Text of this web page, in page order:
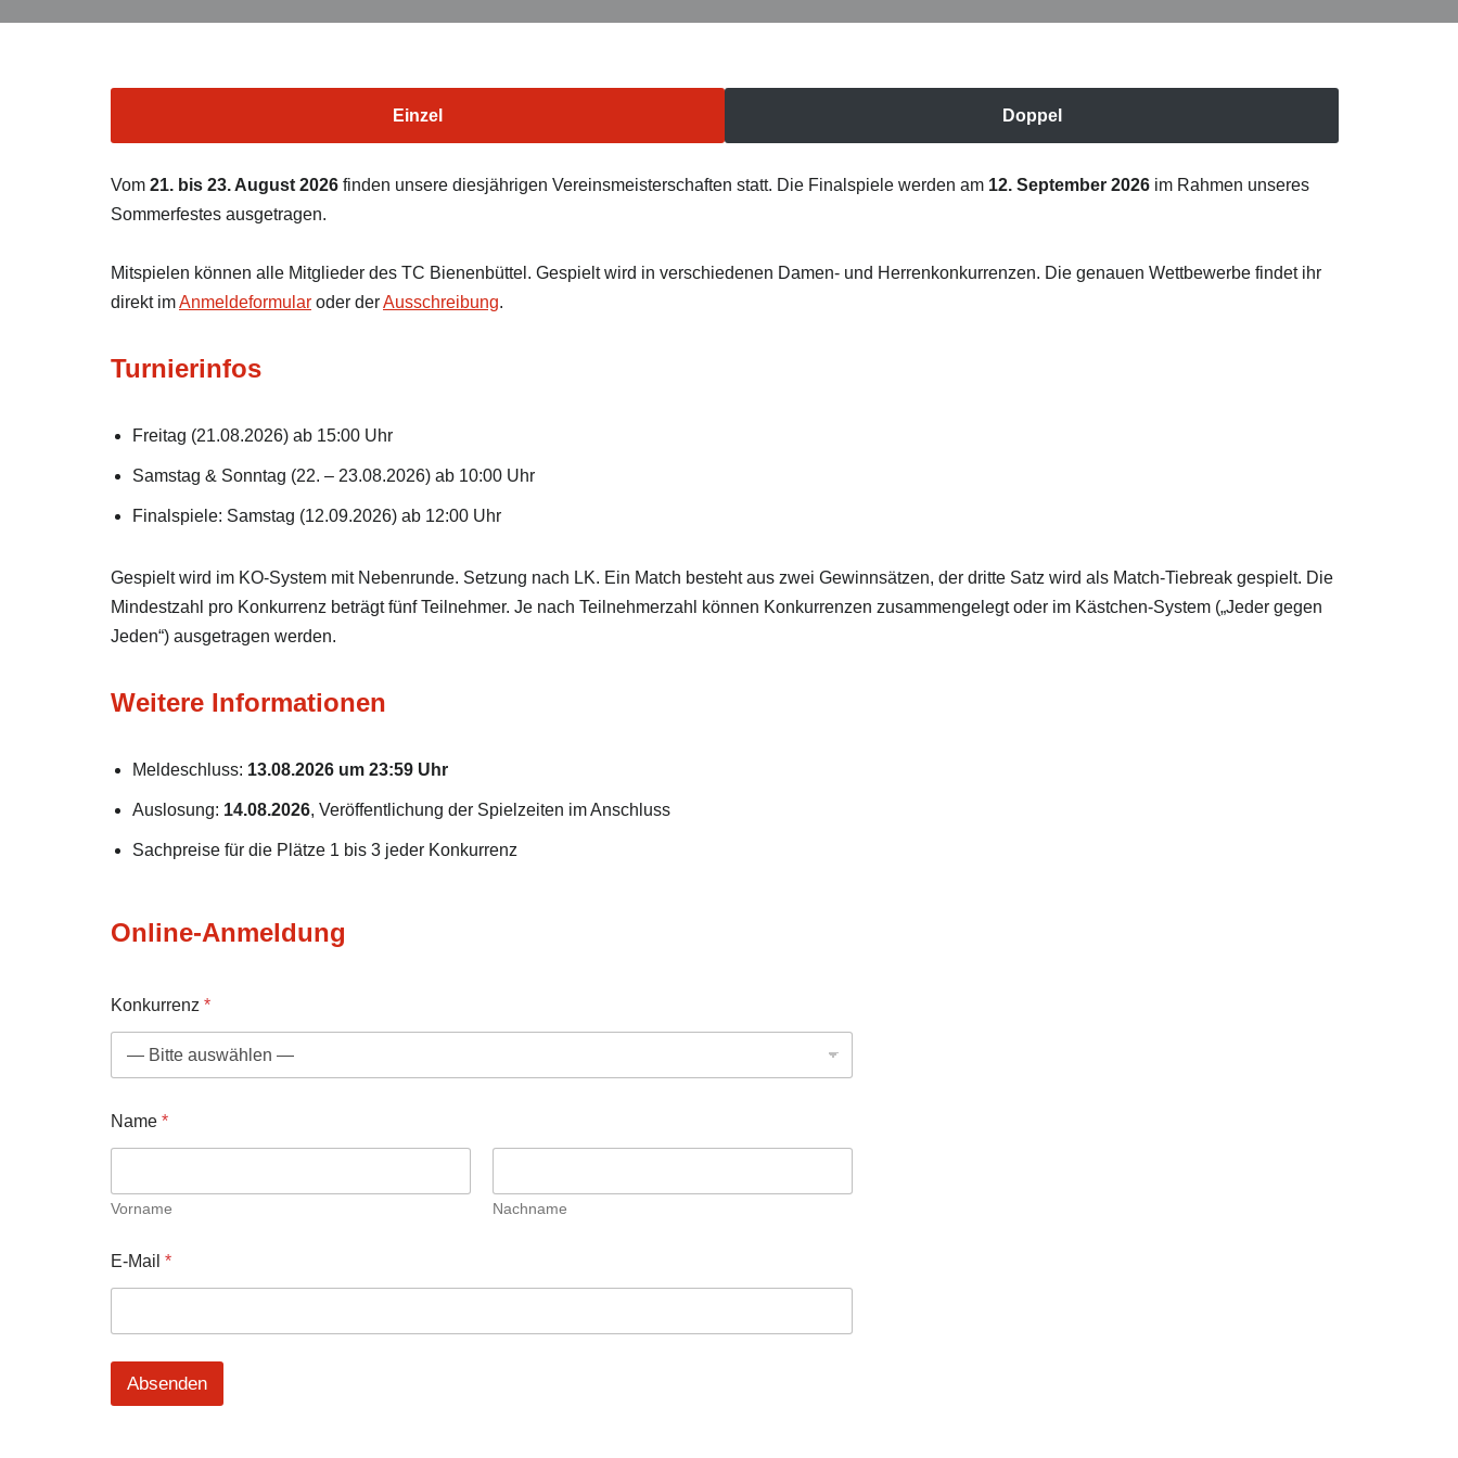
Einzel Doppel
Vom 21. bis 23. August 2026 finden unsere diesjährigen Vereinsmeisterschaften statt. Die Finalspiele werden am 12. September 2026 im Rahmen unseres
Sommerfestes ausgetragen.
Mitspielen können alle Mitglieder des TC Bienenbüttel. Gespielt wird in verschiedenen Damen- und Herrenkonkurrenzen. Die genauen Wettbewerbe findet ihr
direkt imAnmeldeformular oder derAusschreibung.
Turnierinfos
Freitag (21.08.2026) ab 15:00 Uhr
Samstag & Sonntag (22. – 23.08.2026) ab 10:00 Uhr
Finalspiele: Samstag (12.09.2026) ab 12:00 Uhr
Gespielt wird im KO-System mit Nebenrunde. Setzung nach LK. Ein Match besteht aus zwei Gewinnsätzen, der dritte Satz wird als Match-Tiebreak gespielt. Die
Mindestzahl pro Konkurrenz beträgt fünf Teilnehmer. Je nach Teilnehmerzahl können Konkurrenzen zusammengelegt oder im Kästchen-System („Jeder gegen
Jeden“) ausgetragen werden.
Weitere Informationen
Meldeschluss: 13.08.2026 um 23:59 Uhr
Auslosung: 14.08.2026, Veröffentlichung der Spielzeiten im Anschluss
Sachpreise für die Plätze 1 bis 3 jeder Konkurrenz
Online-Anmeldung
Konkurrenz *
Name *
Vorname Nachname
a
m
M
i
E-Mail *
Absenden